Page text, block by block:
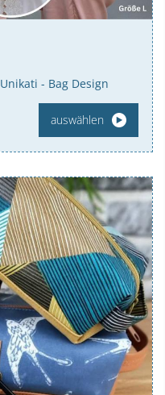
Unikati - Bag Design
auswählen